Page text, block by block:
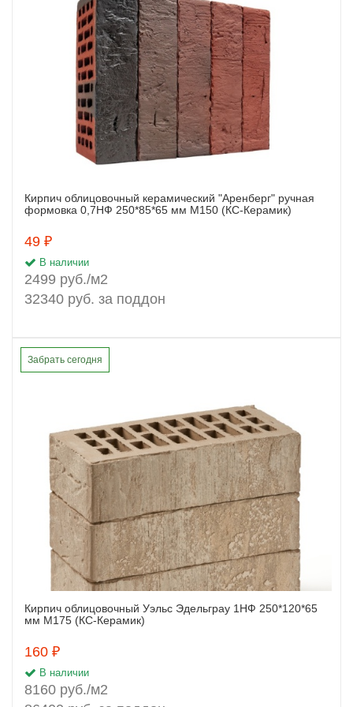
Заказать
Кирпич облицовочный керамический "Аренберг" ручная
формовка 0,7НФ 250*85*65 мм М150 (КС-Керамик)
49 ₽
В наличии
2499 руб./м2
32340 руб. за поддон
Забрать сегодня
Заказать
Кирпич облицовочный Уэльс Эдельграу 1НФ 250*120*65
мм М175 (КС-Керамик)
160 ₽
В наличии
8160 руб./м2